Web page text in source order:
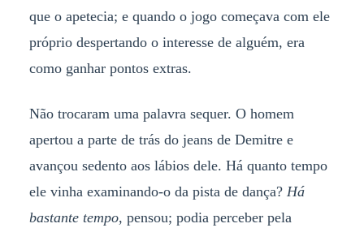
que o apetecia; e quando o jogo começava com ele
próprio despertando o interesse de alguém, era
como ganhar pontos extras.
Não trocaram uma palavra sequer. O homem
apertou a parte de trás do jeans de Demitre e
avançou sedento aos lábios dele. Há quanto tempo
ele vinha examinando-o da pista de dança? Há
bastante tempo, pensou; podia perceber pela